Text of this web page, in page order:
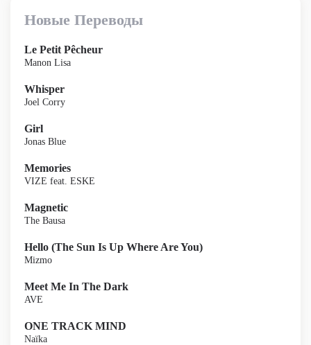
Новые Переводы
Le Petit Pêcheur
Manon Lisa
Whisper
Joel Corry
Girl
Jonas Blue
Memories
VIZE feat. ESKE
Magnetic
The Bausa
Hello (The Sun Is Up Where Are You)
Mizmo
Meet Me In The Dark
AVE
ONE TRACK MIND
Naïka